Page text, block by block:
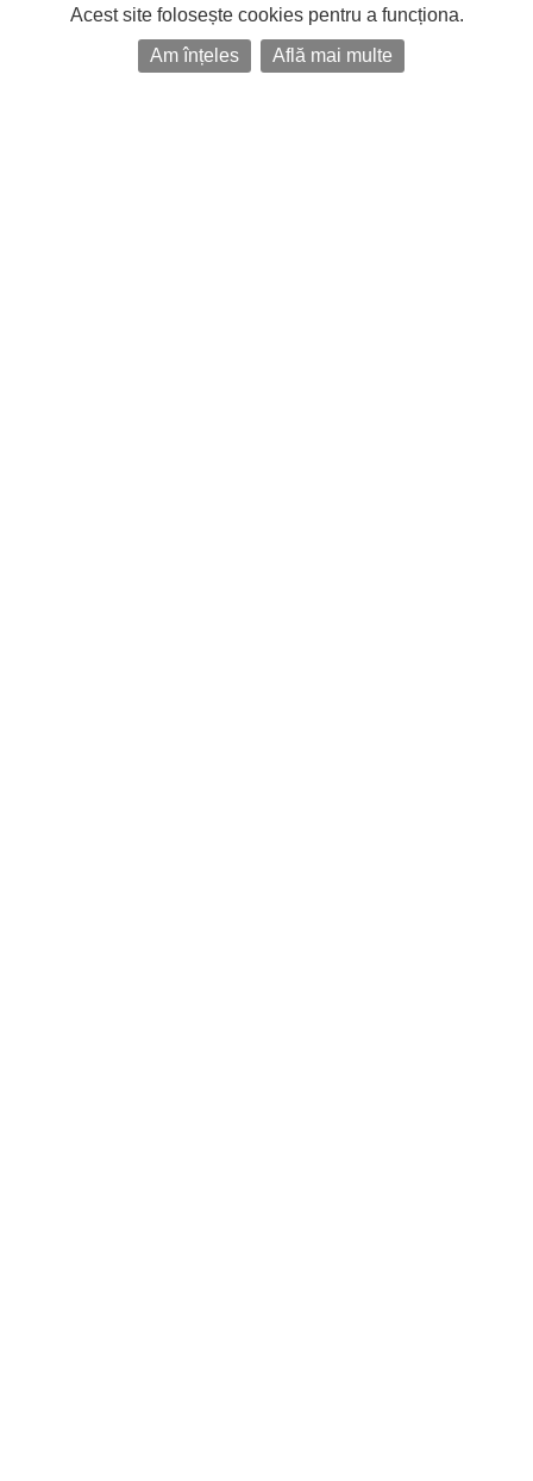
Acest site folosește cookies pentru a funcționa.
Am înțeles
Află mai multe